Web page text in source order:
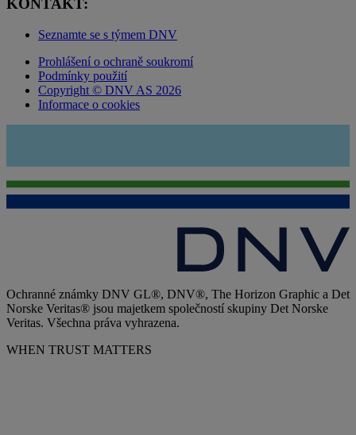
KONTAKT:
Seznamte se s týmem DNV
Prohlášení o ochraně soukromí
Podmínky použití
Copyright © DNV AS 2026
Informace o cookies
Ochranné známky DNV GL®, DNV®, The Horizon Graphic a Det
Norske Veritas® jsou majetkem společností skupiny Det Norske
Veritas. Všechna práva vyhrazena.
WHEN TRUST MATTERS